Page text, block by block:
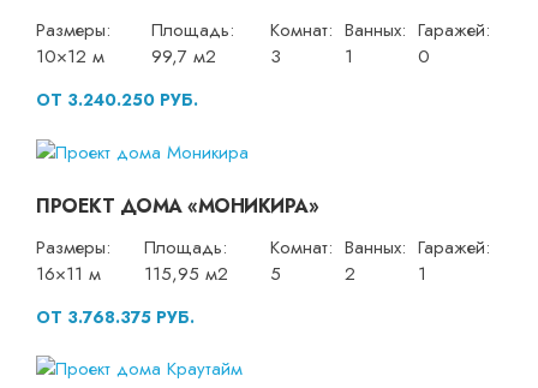
Размеры:
10×12 м
Площадь:
99,7 м2
Комнат:
3
Ванных:
1
Гаражей:
0
ОТ 3.240.250 РУБ.
ПРОЕКТ ДОМА «МОНИКИРА»
Размеры:
16×11 м
Площадь:
115,95 м2
Комнат:
5
Ванных:
2
Гаражей:
1
ОТ 3.768.375 РУБ.